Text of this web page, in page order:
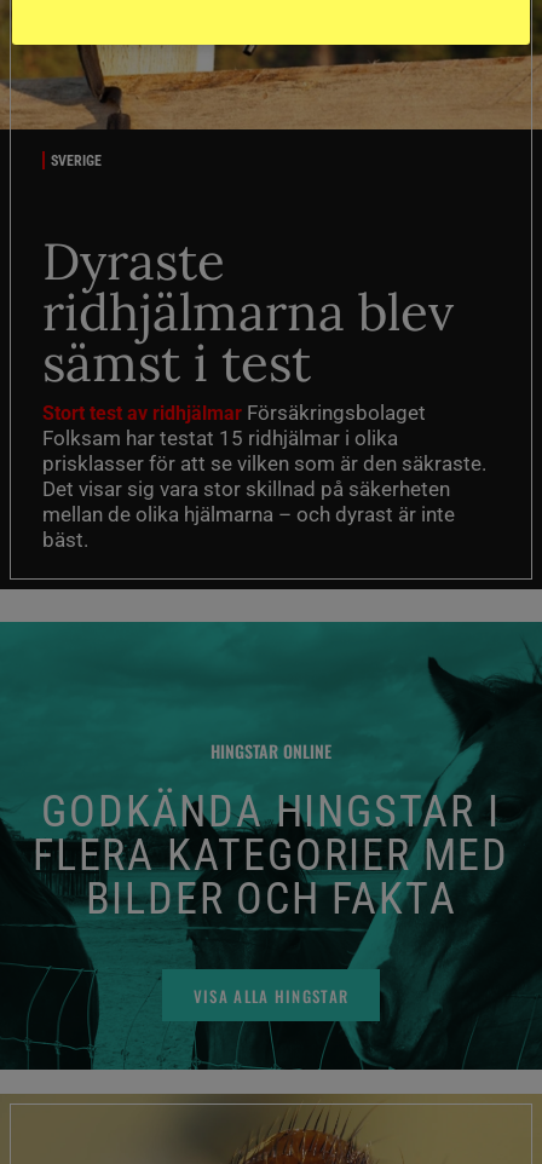
SVERIGE
Dyraste
ridhjälmarna blev
sämst i test
Stort test av ridhjälmar Försäkringsbolaget
Folksam har testat 15 ridhjälmar i olika
prisklasser för att se vilken som är den säkraste.
Det visar sig vara stor skillnad på säkerheten
mellan de olika hjälmarna – och dyrast är inte
bäst.
HINGSTAR ONLINE
GODKÄNDA HINGSTAR I
FLERA KATEGORIER MED
BILDER OCH FAKTA
VISA ALLA HINGSTAR